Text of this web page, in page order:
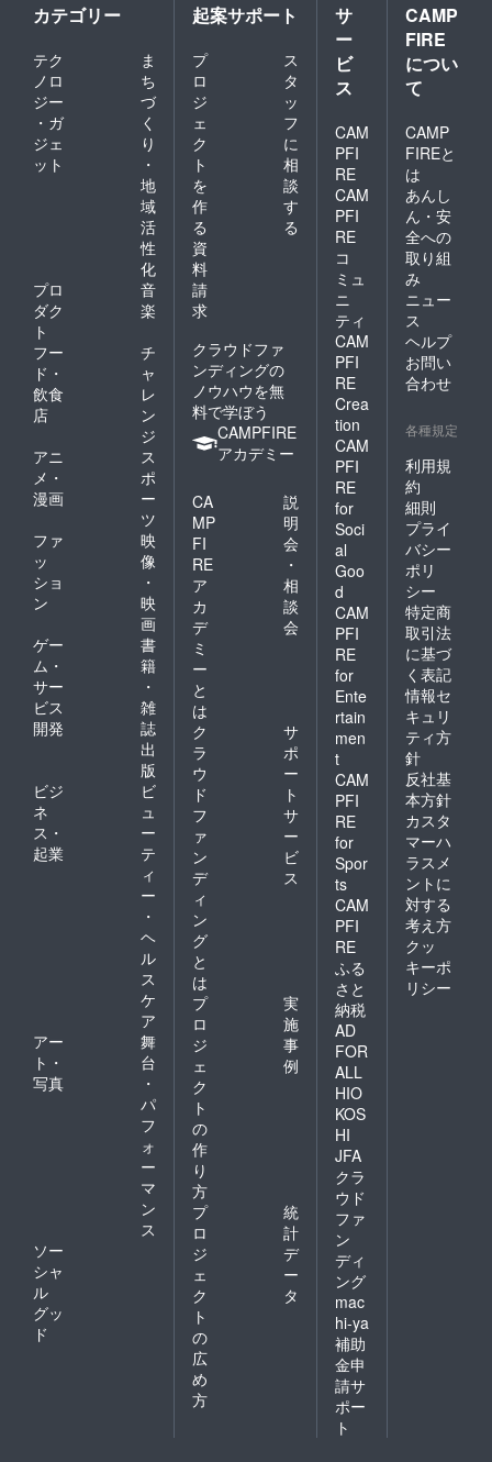
カテゴリー
テク
ノロ
ジー
・ガ
ジェ
ット
ま
ち
づ
く
り
・
地
域
活
性
化
プロ
ダク
ト
音
楽
フー
ド・
飲食
店
チ
ャ
レ
ン
ジ
アニ
メ・
漫画
ス
ポ
ー
ツ
ファ
ッ
ショ
ン
映
像
・
映
画
ゲー
ム・
サー
ビス
開発
書
籍
・
雑
誌
出
版
ビジ
ネ
ス・
起業
ビ
ュ
ー
テ
ィ
ー
・
ヘ
ル
ス
ケ
ア
アー
ト・
写真
舞
台
・
パ
フ
ォ
ー
マ
ン
ス
ソー
シャ
ル
グッ
ド
起案サポート
プ
ロ
ジ
ェ
ク
ト
を
作
る
ス
タ
ッ
フ
に
相
談
す
る
資
料
請
求
クラウドファ
ンディングの
ノウハウを無
料で学ぼう
CAMPFIRE
アカデミー
CA
MP
FI
RE
ア
カ
デ
ミ
ー
と
は
説
明
会
・
相
談
会
ク
ラ
ウ
ド
フ
ァ
ン
デ
ィ
ン
グ
と
は
サ
ポ
ー
ト
サ
ー
ビ
ス
プ
ロ
ジ
ェ
ク
ト
の
作
り
方
実
施
事
例
プ
ロ
ジ
ェ
ク
ト
の
広
め
方
統
計
デ
ー
タ
サ
ー
ビ
ス
CAM
PFI
RE
CAM
PFI
RE
コ
ミュ
ニ
ティ
CAM
PFI
RE
Crea
tion
CAM
PFI
RE
for
Soci
al
Goo
d
CAM
PFI
RE
for
Ente
rtain
men
t
CAM
PFI
RE
for
Spor
ts
CAM
PFI
RE
ふる
さと
納税
AD
FOR
ALL
HIO
KOS
HI
JFA
クラ
ウド
ファ
ン
ディ
ング
mac
hi-ya
補助
金申
請サ
ポー
ト
CAMP
FIRE
につい
て
CAMP
FIREと
は
あんし
ん・安
全への
取り組
み
ニュー
ス
ヘルプ
お問い
合わせ
各種規定
利用規
約
細則
プライ
バシー
ポリ
シー
特定商
取引法
に基づ
く表記
情報セ
キュリ
ティ方
針
反社基
本方針
カスタ
マーハ
ラスメ
ントに
対する
考え方
クッ
キーポ
リシー